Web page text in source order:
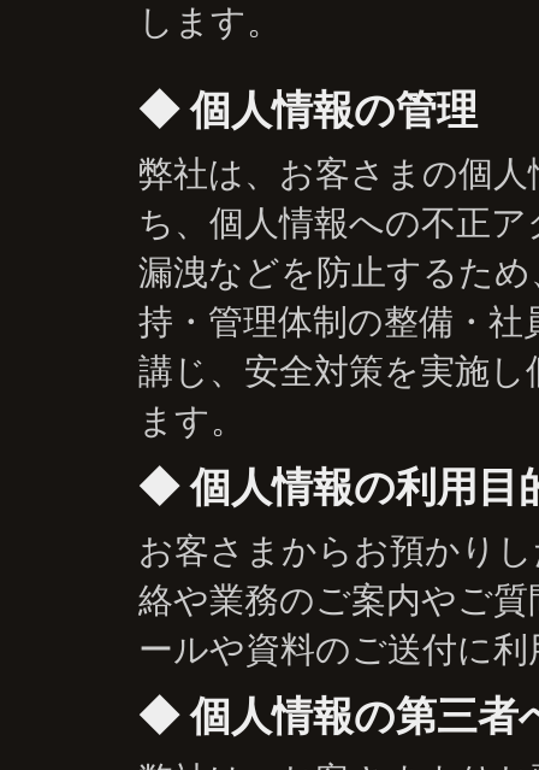
します。
個人情報の管理
弊社は、お客さまの個
ち、個人情報への不正
漏洩などを防止するた
持・管理体制の整備・
講じ、安全対策を実施
ます。
個人情報の利用目
お客さまからお預かり
絡や業務のご案内やご
ールや資料のご送付に
個人情報の第三者